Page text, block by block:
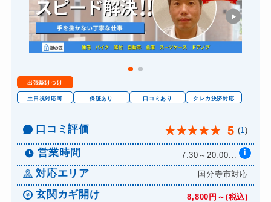
出張駆けつけ
土日祝対応可 保証あり 口コミあり クレカ決済対応
口コミ評価 ★★★★★ 5 (1)
営業時間 7:30～20:00... i
対応エリア 国分寺市対応
玄関カギ開け 8,800円～(税込)